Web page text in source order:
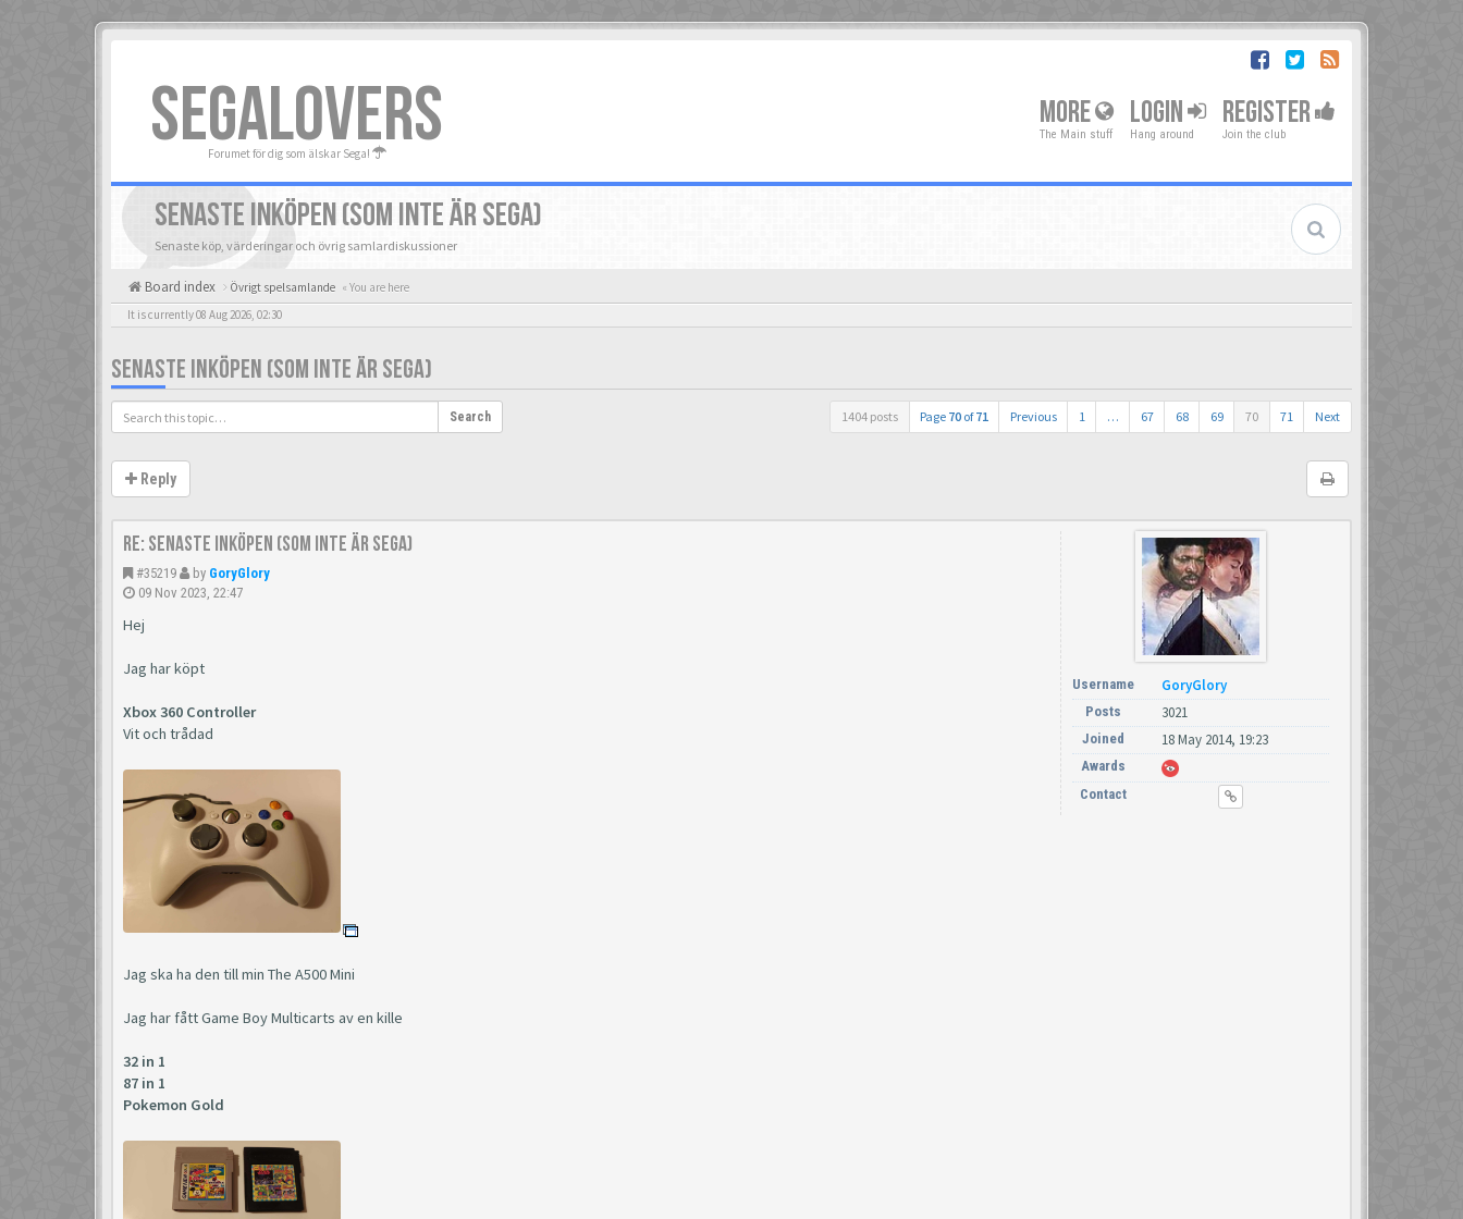
SEGALOVERS
Forumet för dig som älskar Sega!
MORE
The Main stuff
LOGIN
Hang around
REGISTER
Join the club
SENASTE INKÖPEN (SOM INTE ÄR SEGA)
Senaste köp, värderingar och övrig samlardiskussioner
Board index Övrigt spelsamlande « You are here
It is currently 08 Aug 2026, 02:30
SENASTE INKÖPEN (SOM INTE ÄR SEGA)
Search 1404 posts Page 70 of71 Previous 1 … 67 68 69 70 71 Next
Reply
Re: Senaste inköpen (som inte är Sega)
#35219 by GoryGlory
09 Nov 2023, 22:47
Hej
Jag har köpt
Xbox 360 Controller
Vit och trådad
Jag ska ha den till min The A500 Mini
Jag har fått Game Boy Multicarts av en kille
32 in 1
87 in 1
Pokemon Gold
Username GoryGlory
Posts 3021
Joined 18 May 2014, 19:23
Awards
Contact